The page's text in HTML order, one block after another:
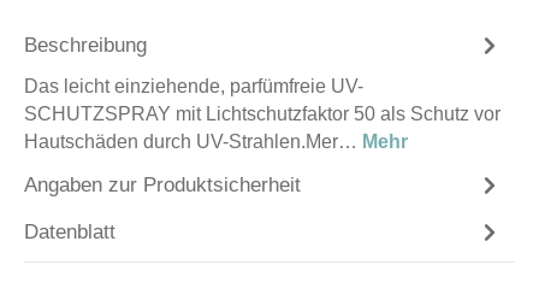
Beschreibung
Das leicht einziehende, parfümfreie UV-
SCHUTZSPRAY mit Lichtschutzfaktor 50 als Schutz vor
Hautschäden durch UV-Strahlen.Mer… Mehr
Angaben zur Produktsicherheit
Datenblatt